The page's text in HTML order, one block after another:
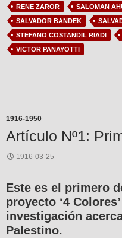
RENE ZAROR
SALOMAN
SALVADOR BANDEK
STEFANO COSTANDIL RIADI
VICTOR PANAYOTTI
1916-1950
Artículo Nº1:
1916-03-25
Este es el primero
proyecto ‘4
investigación
Palestino.